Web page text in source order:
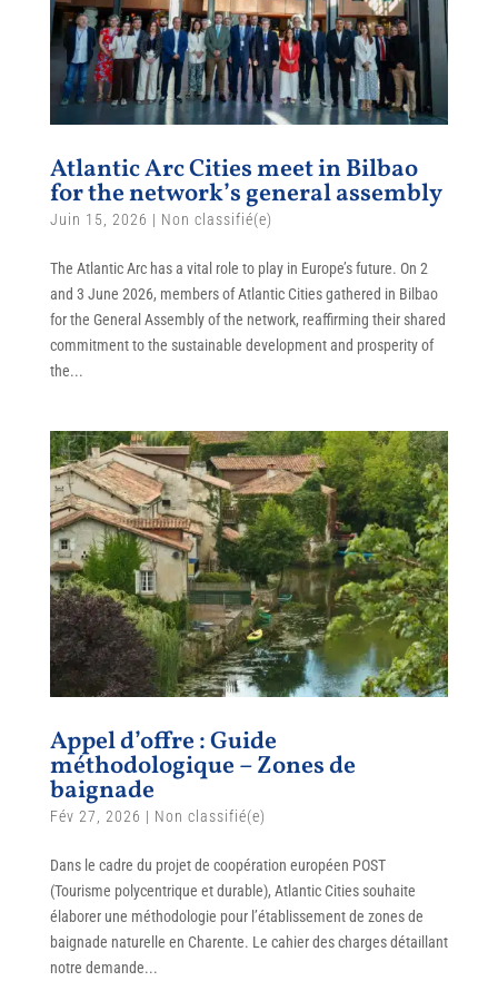
Atlantic Arc Cities meet in Bilbao
for the network’s general assembly
Juin 15, 2026 | Non classifié(e)
The Atlantic Arc has a vital role to play in Europe’s future. On 2
and 3 June 2026, members of Atlantic Cities gathered in Bilbao
for the General Assembly of the network, reaffirming their shared
commitment to the sustainable development and prosperity of
the...
Appel d’offre : Guide
méthodologique – Zones de
baignade
Fév 27, 2026 | Non classifié(e)
Dans le cadre du projet de coopération européen POST
(Tourisme polycentrique et durable), Atlantic Cities souhaite
élaborer une méthodologie pour l’établissement de zones de
baignade naturelle en Charente. Le cahier des charges détaillant
notre demande...